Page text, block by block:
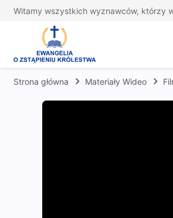
Witamy wszystkich wyznawców, którzy
Strona główna Materiały Wideo